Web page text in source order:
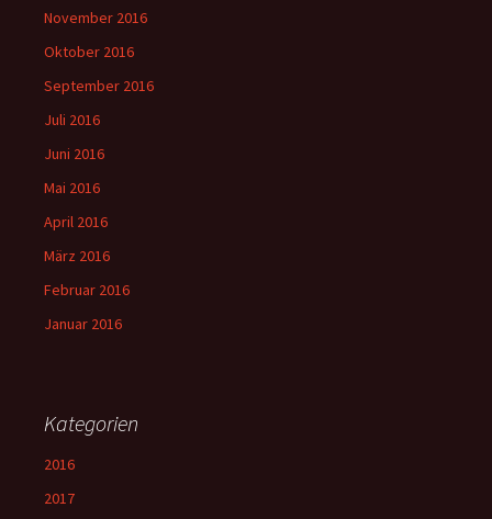
November 2016
Oktober 2016
September 2016
Juli 2016
Juni 2016
Mai 2016
April 2016
März 2016
Februar 2016
Januar 2016
Kategorien
2016
2017